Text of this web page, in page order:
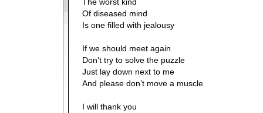
Of diseased mind
Is one filled with jealousy
If we should meet again
Don’t try to solve the puzzle
Just lay down next to me
And please don’t move a muscle
I will thank you